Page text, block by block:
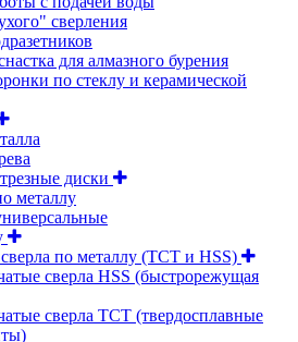
сверления
для алмазного бурения
по стеклу и керамической
диски
металлу
по металлу (TCT и HSS)
сверла HSS (быстрорежущая
сверла TCT (твердосплавные